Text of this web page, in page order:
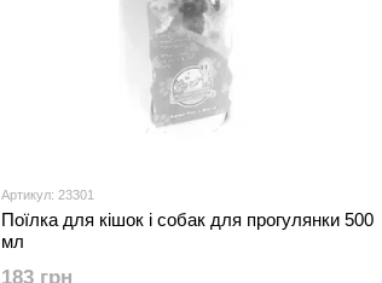
Артикул: 23301
Поїлка для кішок і собак для прогулянки 500
мл
183 грн